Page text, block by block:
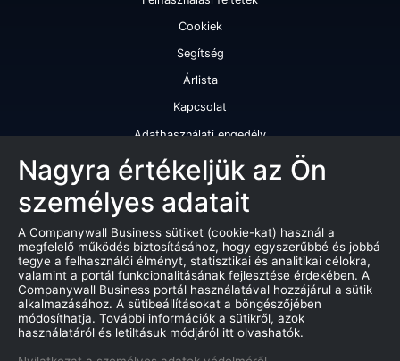
Cookiek
Segítség
Árlista
Kapcsolat
Adathasználati engedély
Szolgáltatásaink
Cégminősítés
Cégminősítési riport
Kiváló cégminősítési tanúsítvány
Termékek
Companywall Business - Adattovábbítási szerződés
Nagyra értékeljük az Ön
személyes adatait
A Companywall Business sütiket (cookie-kat) használ a
megfelelő működés biztosításához, hogy egyszerűbbé és jobbá
tegye a felhasználói élményt, statisztikai és analitikai célokra,
valamint a portál funkcionalitásának fejlesztése érdekében. A
Companywall Business portál használatával hozzájárul a sütik
alkalmazásához. A sütibeállításokat a böngészőjében
módosíthatja. További információk a sütikről, azok
használatáról és letiltásuk módjáról itt olvashatók.